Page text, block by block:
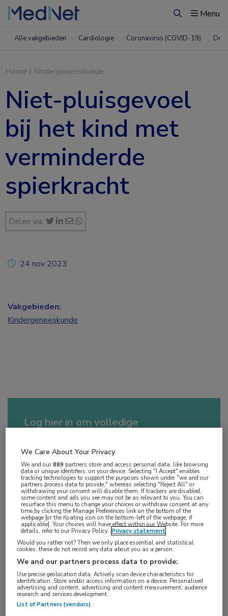
ZoekenMenu
Alle vakgebieden Cardiologie Coronavirus (COVID-19)
Home | Kindergeneeskunde
Niet-pluisgevoel
bij het kind met
verminderde
spierkracht
Delen via:
Log hier in om volledige
Login ofAccount maken
Een slappe baby of een jong kind met minder
spierkracht, wat is daar aan de hand?
Gaat het om verworven of erfelijke problemen en
welk verschil maakt dat? Welke tests kunt u
eenvoudig doen in de spreekkamer en wat zijn de
24 nov 2023
Vakgebieden:
Kindergeneeskunde
We Care About Your Privacy
We and our889 partners store and access personal data, like browsing
data or unique identifiers, on your device. Selecting "I Accept" enables
tracking technologies to support the purposes shown under "we and our
partners process data to provide," whereas selecting "Reject All" or
withdrawing your consent will disable them. If trackers are disabled,
some content and ads you see may not be as relevant to you. You can
resurface this menu to change your choices or withdraw consent at any
time by clicking the Manage Preferences link on the bottom of the
webpage [or the floating icon on the bottom-left of the webpage, if
applicable]. Your choices will have effect within our Website. For more
details, refer to our Privacy Policy. Privacy statement
Would you rather not? Then we only place essential and statistical
cookies, these do not record any data about you as a person
We and our partners process data to provide:
Use precise geolocation data. Actively scan device characteristics for
identification. Store and/or access information on a device. Personalised
advertising and content, advertising and content measurement, audience
research and services development.
List of Partners (vendors)